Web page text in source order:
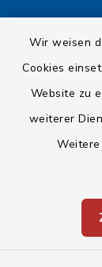
Wir weisen
Cookies
Website zu
weiterer